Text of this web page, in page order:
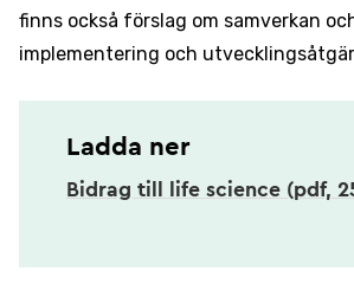
finns också förslag om samverkan
implementering och
Ladda ner
Bidrag till life science (pdf,